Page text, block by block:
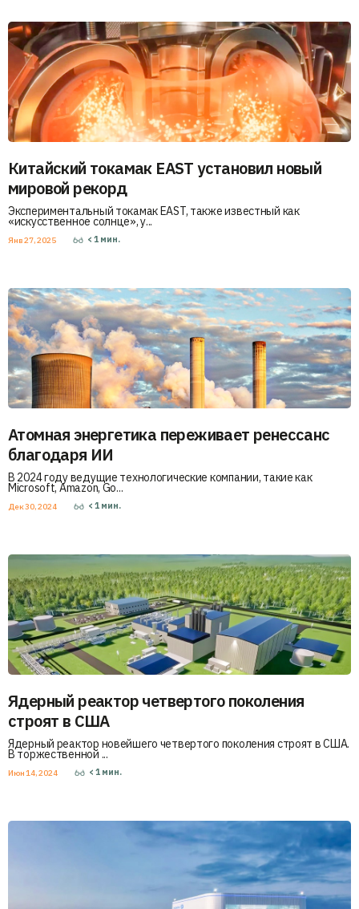
Китайский токамак EAST установил новый
мировой рекорд
Экспериментальный токамак EAST, также известный как
«искусственное солнце», у...
Янв 27, 2025 < 1 мин.
Атомная энергетика переживает ренессанс
благодаря ИИ
В 2024 году ведущие технологические компании, такие как
Microsoft, Amazon, Go...
Дек 30, 2024 < 1 мин.
Ядерный реактор четвертого поколения
строят в США
Ядерный реактор новейшего четвертого поколения строят в США.
В торжественной ...
Июн 14, 2024 < 1 мин.